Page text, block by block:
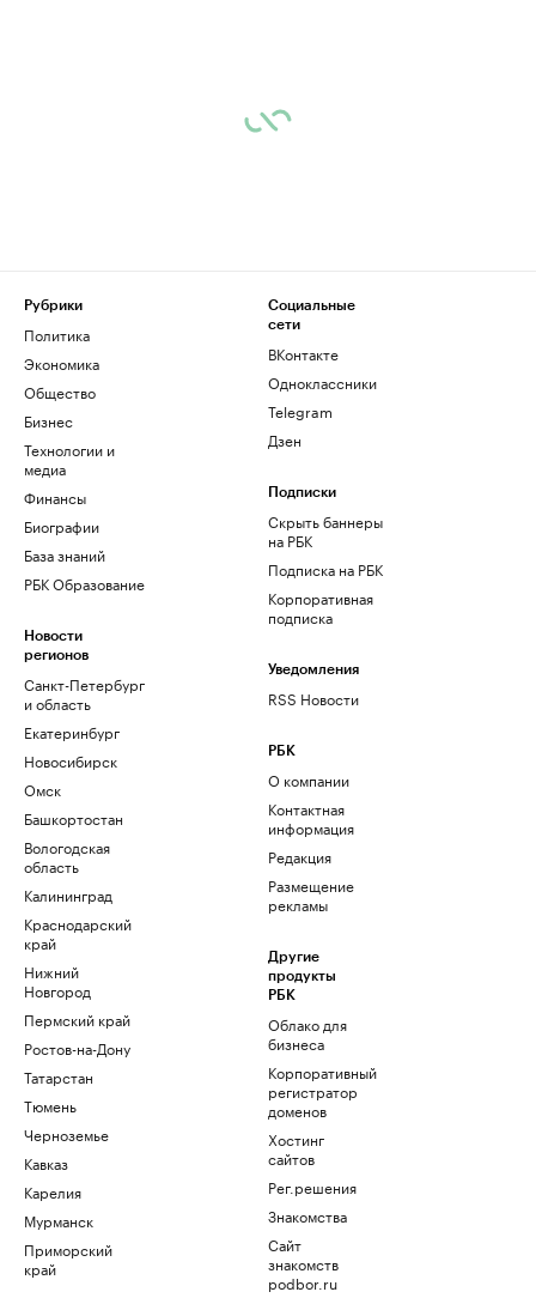
Рубрики
Политика
Экономика
Общество
Бизнес
Технологии и
медиа
Финансы
Биографии
База знаний
РБК Образование
Новости
регионов
Санкт-Петербург
и область
Екатеринбург
Новосибирск
Омск
Башкортостан
Вологодская
область
Калининград
Краснодарский
край
Нижний
Новгород
Пермский край
Ростов-на-Дону
Татарстан
Тюмень
Черноземье
Кавказ
Карелия
Мурманск
Приморский
край
Социальные
сети
ВКонтакте
Одноклассники
Telegram
Дзен
Подписки
Скрыть баннеры
на РБК
Подписка на РБК
Корпоративная
подписка
Уведомления
RSS Новости
РБК
О компании
Контактная
информация
Редакция
Размещение
рекламы
Другие
продукты
РБК
Облако для
бизнеса
Корпоративный
регистратор
доменов
Хостинг
сайтов
Рег.решения
Знакомства
Сайт
знакомств
podbor.ru